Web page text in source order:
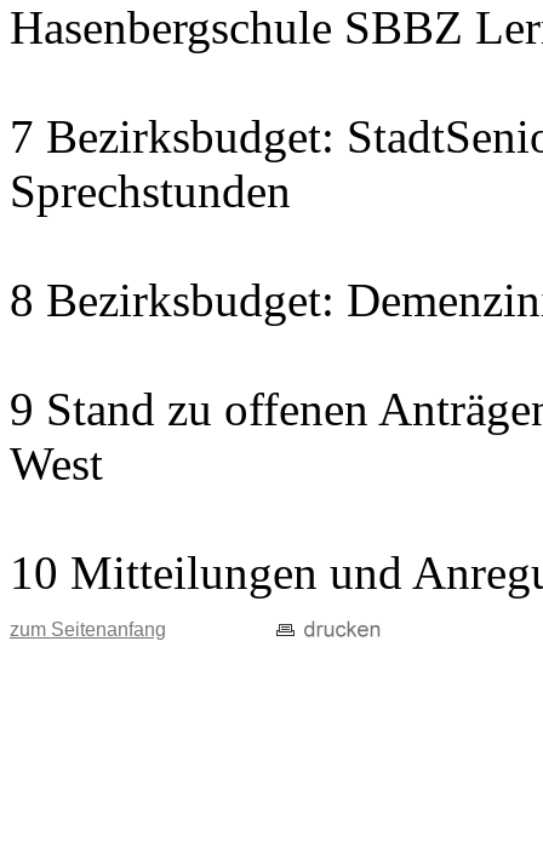
Hasenbergschule SBBZ
7 Bezirksbudget:
Sprechstunden
8 Bezirksbudget:
9 Stand zu offenen
West
10 Mitteilungen und
zum Seitenanfang